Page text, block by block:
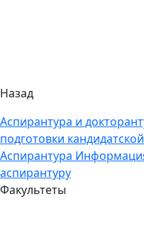
Назад
Аспирантура и
подготовки
Аспирантура
аспирантуру
Факультеты